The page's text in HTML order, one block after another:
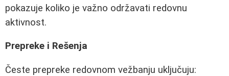
pokazuje koliko je važno održavati redovnu
aktivnost.
Prepreke i Rešenja
Česte prepreke redovnom vežbanju uključuju: